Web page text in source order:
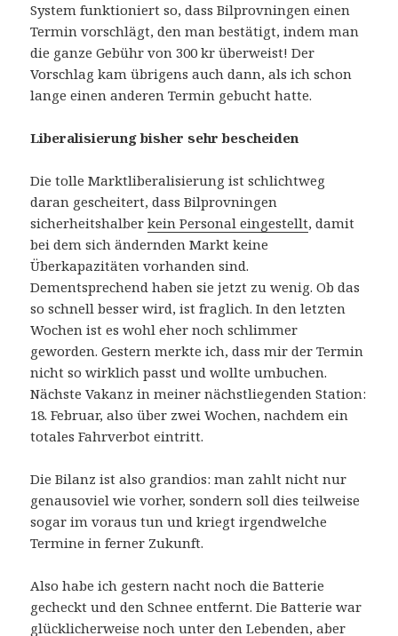
System funktioniert so, dass Bilprovningen einen
Termin vorschlägt, den man bestätigt, indem man
die ganze Gebühr von 300 kr überweist! Der
Vorschlag kam übrigens auch dann, als ich schon
lange einen anderen Termin gebucht hatte.
Liberalisierung bisher sehr bescheiden
Die tolle Marktliberalisierung ist schlichtweg
daran gescheitert, dass Bilprovningen
sicherheitshalberkein Personal eingestellt, damit
bei dem sich ändernden Markt keine
Überkapazitäten vorhanden sind.
Dementsprechend haben sie jetzt zu wenig. Ob das
so schnell besser wird, ist fraglich. In den letzten
Wochen ist es wohl eher noch schlimmer
geworden. Gestern merkte ich, dass mir der Termin
nicht so wirklich passt und wollte umbuchen.
Nächste Vakanz in meiner nächstliegenden Station:
18. Februar, also über zwei Wochen, nachdem ein
totales Fahrverbot eintritt.
Die Bilanz ist also grandios: man zahlt nicht nur
genausoviel wie vorher, sondern soll dies teilweise
sogar im voraus tun und kriegt irgendwelche
Termine in ferner Zukunft.
Also habe ich gestern nacht noch die Batterie
gecheckt und den Schnee entfernt. Die Batterie war
glücklicherweise noch unter den Lebenden, aber